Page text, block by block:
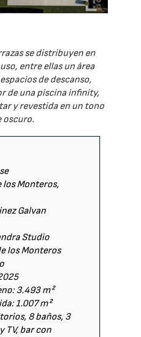
se distribuyen en
entre ellas un área
de descanso,
de una piscina infinity,
y revestida en un tono
oscuro.
los Monteros,
Galvan
Studio
los Monteros
3.493 m²
1.007 m²
8 baños, 3
TV, bar con